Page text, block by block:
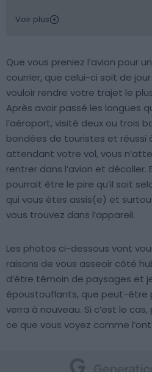
Voir plus
Que vous preniez l’avion pour
courrier, que celui-ci soit de
vouloir rendre votre trajet le
Après avoir passé les longues
l’aéroport, visité deux ou trois
bondées de touristes et réussi
attendant votre vol, vous
rentrer dans l’avion et décoller.
pourrait être le pire qu’il soit
qui vous êtes assis(e) et
vous trouvez dans l’appareil.
Les photos ci-dessous vont
raisons de vous asseoir côté
d’être témoin de paysages et
époustouflants, que peut-être
verra à nouveau. Si c’est le
ce que vous voyez comme